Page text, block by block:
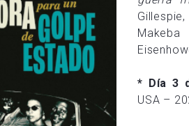
* Día 3
USA –